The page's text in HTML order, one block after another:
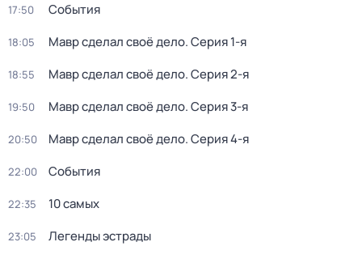
17:50 События
18:05 Мавр сделал своё дело. Серия 1-я
18:55 Мавр сделал своё дело. Серия 2-я
19:50 Мавр сделал своё дело. Серия 3-я
20:50 Мавр сделал своё дело. Серия 4-я
22:00 События
22:35 10 самых
23:05 Легенды эстрады